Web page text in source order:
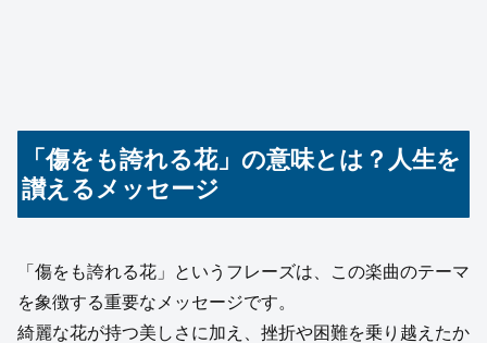
「傷をも誇れる花」の意味とは？人生を
讃えるメッセージ
「傷をも誇れる花」というフレーズは、この楽曲のテーマ
を象徴する重要なメッセージです。
綺麗な花が持つ美しさに加え、挫折や困難を乗り越えたか